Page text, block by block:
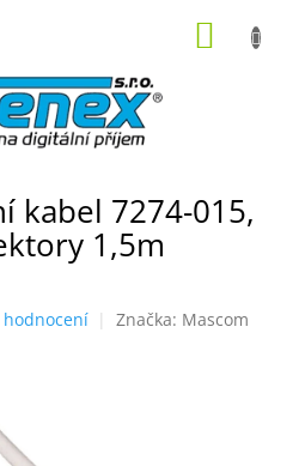
kabel 7274-015,
1,5m
Značka: Mascom